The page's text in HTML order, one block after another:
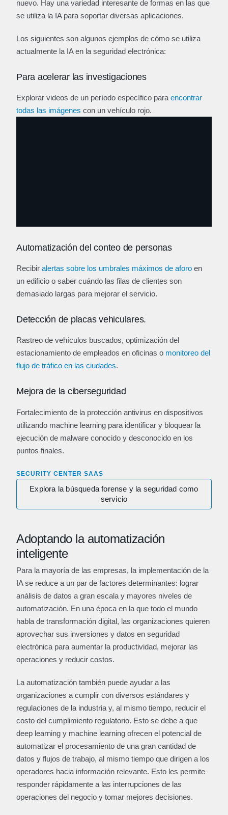
nuevo. Hay una variedad interesante de formas en las que
se utiliza la IA para soportar diversas aplicaciones.
Los siguientes son algunos ejemplos de cómo se utiliza
actualmente la IA en la seguridad electrónica:
Para acelerar las investigaciones
Explorar videos de un período específico para encontrar
todas las imágenes con un vehículo rojo.
Automatización del conteo de personas
Recibir alertas sobre los umbrales máximos de aforo en
un edificio o saber cuándo las filas de clientes son
demasiado largas para mejorar el servicio.
Detección de placas vehiculares.
Rastreo de vehículos buscados, optimización del
estacionamiento de empleados en oficinas o monitoreo del
flujo de tráfico en las ciudades.
Mejora de la ciberseguridad
Fortalecimiento de la protección antivirus en dispositivos
utilizando machine learning para identificar y bloquear la
ejecución de malware conocido y desconocido en los
puntos finales.
SECURITY CENTER SAAS
Explora la búsqueda forense y la seguridad como
servicio
Adoptando la automatización
inteligente
Para la mayoría de las empresas, la implementación de la
IA se reduce a un par de factores determinantes: lograr
análisis de datos a gran escala y mayores niveles de
automatización. En una época en la que todo el mundo
habla de transformación digital, las organizaciones quieren
aprovechar sus inversiones y datos en seguridad
electrónica para aumentar la productividad, mejorar las
operaciones y reducir costos.
La automatización también puede ayudar a las
organizaciones a cumplir con diversos estándares y
regulaciones de la industria y, al mismo tiempo, reducir el
costo del cumplimiento regulatorio. Esto se debe a que
deep learning y machine learning ofrecen el potencial de
automatizar el procesamiento de una gran cantidad de
datos y flujos de trabajo, al mismo tiempo que dirigen a los
operadores hacia información relevante. Esto les permite
responder rápidamente a las interrupciones de las
operaciones del negocio y tomar mejores decisiones.